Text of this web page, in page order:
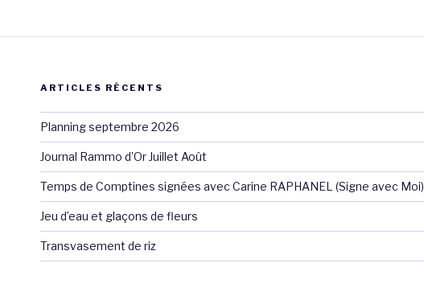
ARTICLES RÉCENTS
Planning septembre 2026
Journal Rammo d’Or Juillet Août
Temps de Comptines signées avec Carine RAPHANEL (Signe avec Moi)
Jeu d’eau et glaçons de fleurs
Transvasement de riz